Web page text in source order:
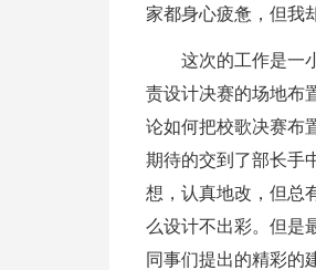
家都身心疲惫，但我
这次的工作是一
责设计决赛的场地布
论如何把校歌决赛布
期待的交到了部长手
想，认真地改，但总
么设计不出彩。但是
同事们提出的精彩的